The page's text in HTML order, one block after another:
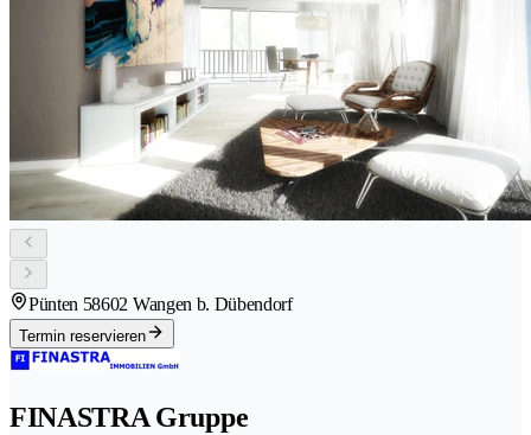
Pünten 58602 Wangen b. Dübendorf
Termin reservieren
FINASTRA Gruppe